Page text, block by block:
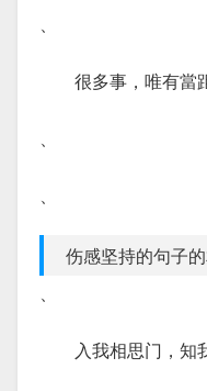
、
很多事，唯有當
、
、
伤感坚持的句子
、
入我相思门，知